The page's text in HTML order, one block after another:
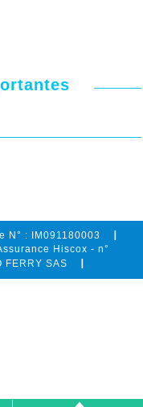
N° : IM091180003
Hiscox - n°
FERRY SAS